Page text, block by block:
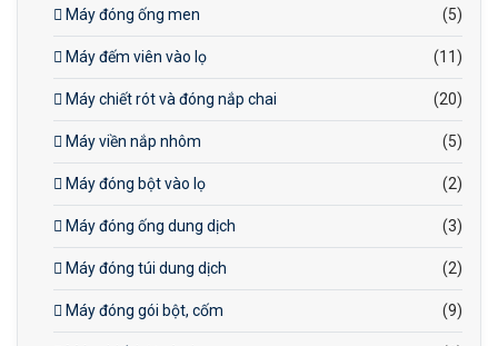
Máy đóng ống men (5)
Máy đếm viên vào lọ (11)
Máy chiết rót và đóng nắp chai (20)
Máy viền nắp nhôm (5)
Máy đóng bột vào lọ (2)
Máy đóng ống dung dịch (3)
Máy đóng túi dung dịch (2)
Máy đóng gói bột, cốm (9)